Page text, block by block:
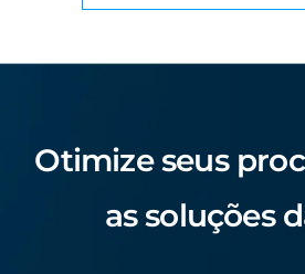
Otimize seus
as soluções